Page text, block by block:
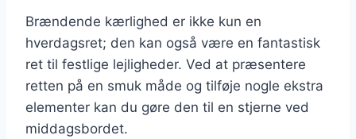
Brændende kærlighed er ikke kun en
hverdagsret; den kan også være en fantastisk
ret til festlige lejligheder. Ved at præsentere
retten på en smuk måde og tilføje nogle ekstra
elementer kan du gøre den til en stjerne ved
middagsbordet.